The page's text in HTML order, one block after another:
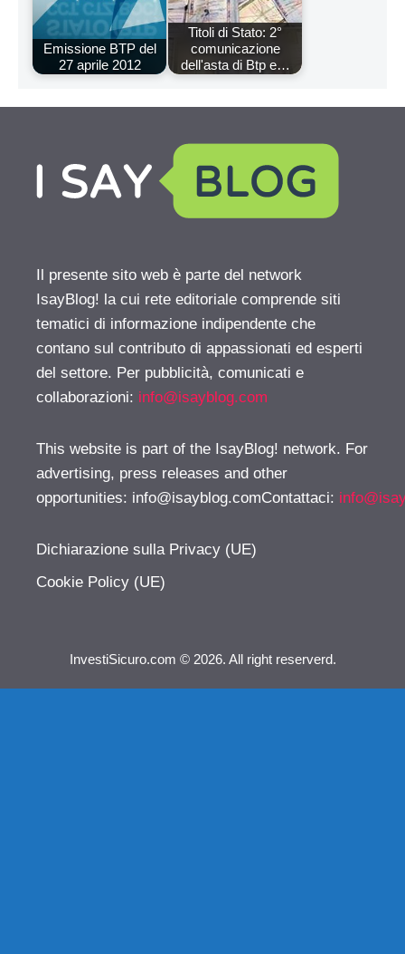
Emissione BTP del
27 aprile 2012
Titoli di Stato: 2°
comunicazione
dell'asta di Btp e…
Il presente sito web è parte del network
IsayBlog! la cui rete editoriale comprende siti
tematici di informazione indipendente che
contano sul contributo di appassionati ed esperti
del settore. Per pubblicità, comunicati e
collaborazioni: info@isayblog.com
This website is part of the IsayBlog! network. For
advertising, press releases and other
opportunities: info@isayblog.comContattaci:
Dichiarazione sulla Privacy (UE)
Cookie Policy (UE)
InvestiSicuro.com © 2026. All right reserverd.